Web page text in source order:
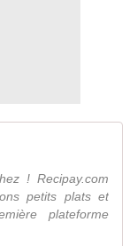
! Recipay.com
petits plats et
plateforme